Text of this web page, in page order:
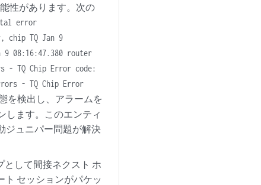
性があります。次の
error
chip TQ Jan 9
9 08:16:47.380 router
- TQ Chip Error code:
- TQ Chip Error
を検出し、アラームを
します。このエンティ
ジュニパー問題が解決
として間接ネクスト ホ
ト セッションがパケッ